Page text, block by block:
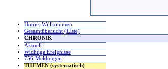
Home: Willkommen
Gesamtübersicht (Liste)
CHRONIK
Aktuell
Wichtige Ereignisse
756 Meldungen
THEMEN (systematisch)